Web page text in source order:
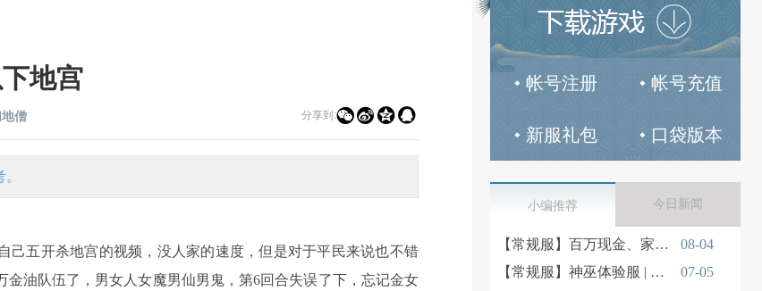
地宫
僧 分享到: 
五开杀地宫的视频，没人家的速度，但是对于平民来说也不错
油队伍了，男女人女魔男仙男鬼，第6回合失误了下，忘记金女
帐号注册 帐号充值
新服礼包 口袋版本
小编推荐 今日新闻
【常规服】百万现金、家电豪礼、永久时装免费拿！
08-04
【常规服】神巫体验服 | 神巫PVE日常实战
07-05